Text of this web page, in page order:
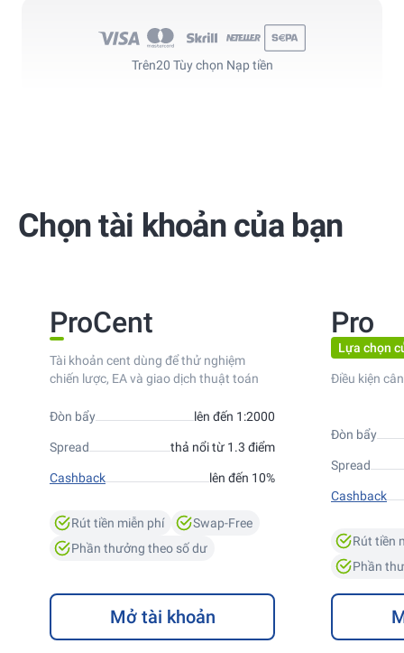
Trên20 Tùy chọn Nạp tiền
Chọn tài khoản của bạn
ProCent
Tài khoản cent dùng để thử nghiệm
chiến lược, EA và giao dịch thuật toán
Đòn bẩy lên đến 1:2000
Spread thả nổi từ 1.3 điểm
Cashback lên đến 10%
Rút tiền miễn phí
Swap-Free
Phần thưởng theo số dư
Mở tài khoản
Pro
Lựa chọn
Điều kiện
Đòn bẩy
Spread
Cashback
Rút tiền
Phần